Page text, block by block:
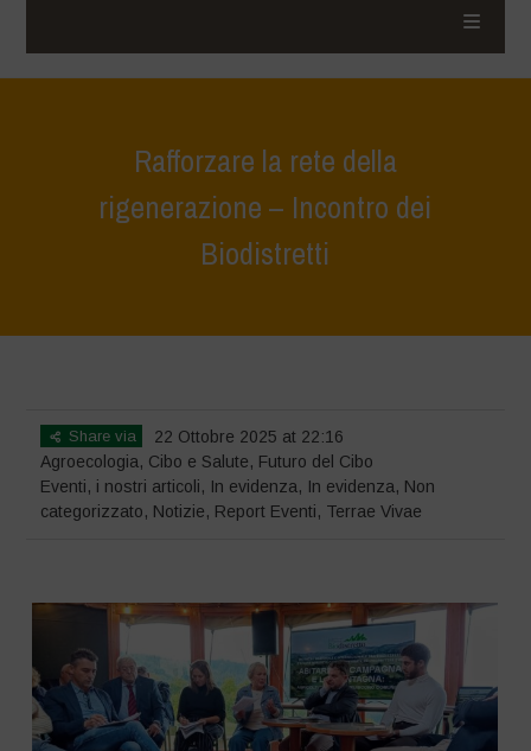
Rafforzare la rete della
rigenerazione – Incontro dei
Biodistretti
Share via
22 Ottobre 2025 at 22:16
Agroecologia, Cibo e Salute, Futuro del Cibo
Eventi, i nostri articoli, In evidenza, In evidenza, Non
categorizzato, Notizie, Report Eventi, Terrae Vivae